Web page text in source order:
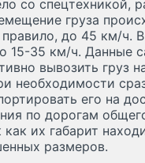
со спецтехникой,
груза
до 45 км/ч.
15-35 км/ч. Данные
вывозить груз
необходимости
его на
по дорогам
как их габарит
размеров.